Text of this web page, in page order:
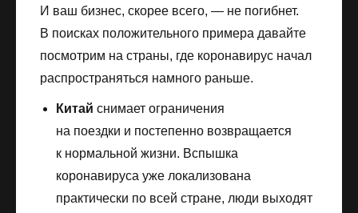
И ваш бизнес, скорее всего, — не погибнет.
В поисках положительного примера давайте
посмотрим на страны, где коронавирус начал
распространяться намного раньше.
Китай снимает ограничения
на поездки и постепенно возвращается
к нормальной жизни. Вспышка
коронавируса уже локализована
практически по всей стране, люди выходят